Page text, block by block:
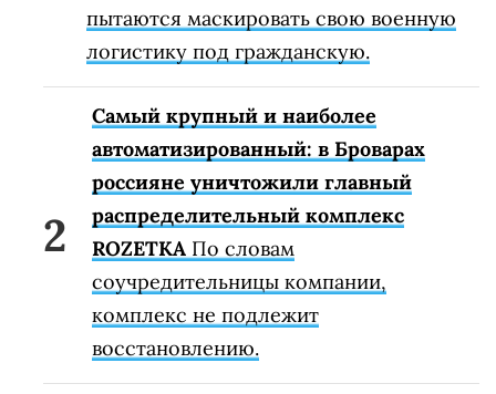
пытаются маскировать свою военную
логистику под гражданскую.
Самый крупный и наиболее
автоматизированный: в Броварах
россияне уничтожили главный
распределительный комплекс
ROZETKA По словам
соучредительницы компании,
комплекс не подлежит
восстановлению.